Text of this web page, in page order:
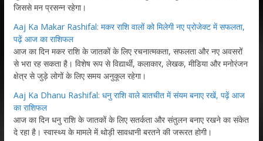
जिससे मन प्रसन्न रहेगा।
Aaj Ka Makar Rashifal: मकर राशि वालों को मिलेगी नए प्रोजेक्ट में सफलता,
पढ़ें आज का राशिफल
आज का दिन मकर राशि के जातकों के लिए रचनात्मकता, सफलता और नए अवसरों
से भरा रह सकता है। विशेष रूप से विद्यार्थी, कलाकार, लेखक, मीडिया और मनोरंजन
क्षेत्र से जुड़े लोगों के लिए समय अनुकूल रहेगा।
Aaj Ka Dhanu Rashifal: धनु राशि वाले बातचीत में संयम बनाए रखें, पढ़ें आज
का राशिफल
आज का दिन धनु राशि के जातकों के लिए सतर्कता और संतुलन बनाए रखने का संकेत
दे रहा है। स्वास्थ्य के मामले में थोड़ी सावधानी बरतने की जरूरत होगी।